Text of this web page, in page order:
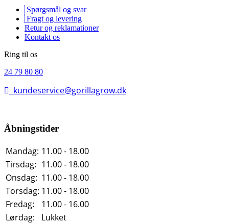
Spørgsmål og svar
Fragt og levering
Retur og reklamationer
Kontakt os
Ring til os
24 79 80 80
kundeservice@gorillagrow.dk
Åbningstider
Mandag: 11.00 - 18.00
Tirsdag: 11.00 - 18.00
Onsdag: 11.00 - 18.00
Torsdag: 11.00 - 18.00
Fredag:
11.00 - 16.00
Lørdag:
Lukket